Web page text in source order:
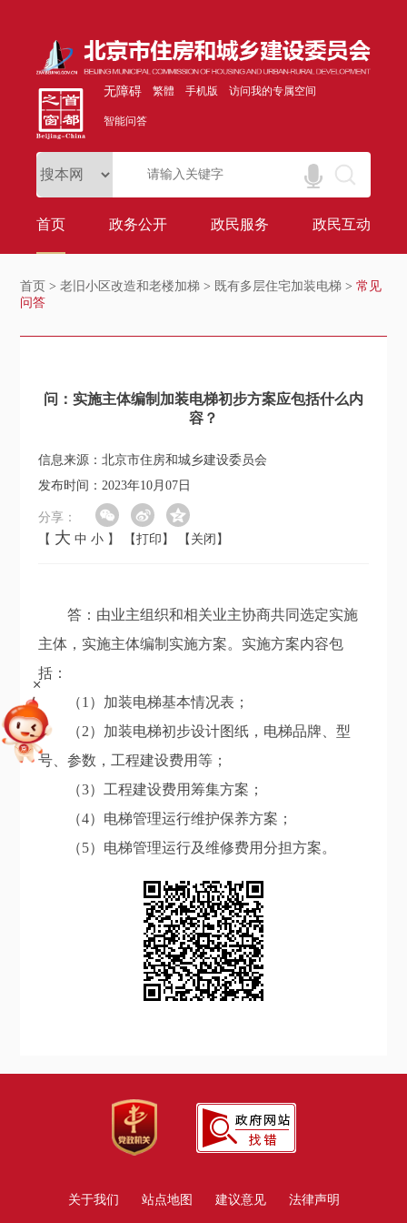
无障碍 繁體 手机版 访问我的专属空间
智能问答
首页 政务公开 政民服务 政民互动
首页 >老旧小区改造和老楼加梯 > 既有多层住宅加装电梯 >常见
问答
问：实施主体编制加装电梯初步方案应包括什么内
容？
信息来源：北京市住房和城乡建设委员会
发布时间：2023年10月07日
分享：
【 大 中 小 】 【打印】 【关闭】
答：由业主组织和相关业主协商共同选定实施
主体，实施主体编制实施方案。实施方案内容包
括：
（1）加装电梯基本情况表；
（2）加装电梯初步设计图纸，电梯品牌、型
号、参数，工程建设费用等；
（3）工程建设费用筹集方案；
（4）电梯管理运行维护保养方案；
（5）电梯管理运行及维修费用分担方案。
+
关于我们 站点地图 建议意见 法律声明